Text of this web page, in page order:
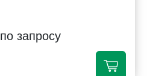
по запросу